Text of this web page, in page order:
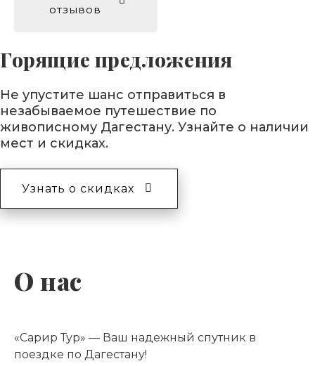
отзывов
Горящие предложения
Не упустите шанс отправиться в
незабываемое путешествие по
живописному Дагестану. Узнайте о наличии
мест и скидках.
Узнать о скидках
О нас
«Сарир Тур» — Ваш надежный спутник в
поездке по Дагестану!